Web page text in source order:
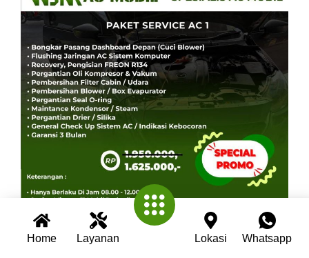
Home Layanan Lokasi Whatsapp